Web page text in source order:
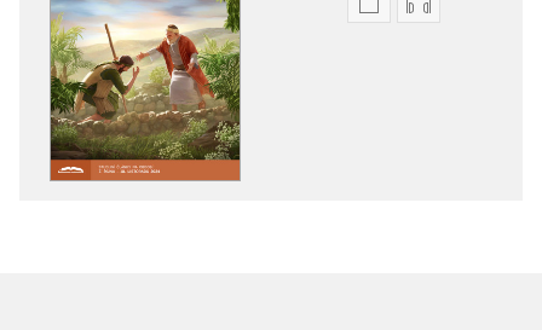
FormátyFormáty